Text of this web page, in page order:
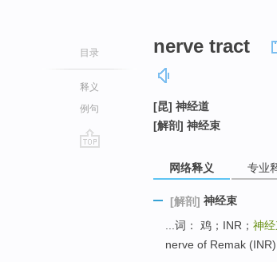
目录
释义
例句
nerve tract
[昆] 神经道
[解剖] 神经束
网络释义 专业
[解剖] 神经束
...词： 鸡；INR； 神
nerve of Remak